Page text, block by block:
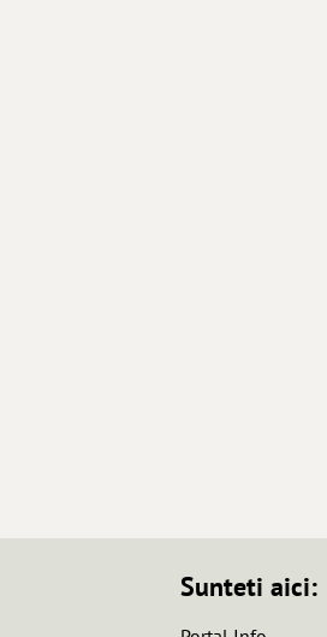
Sunteti aici: